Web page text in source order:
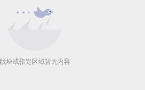
版块或指定区域暂无内容